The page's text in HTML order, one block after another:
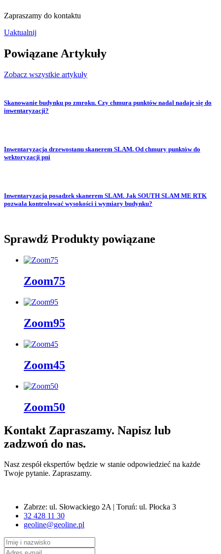
Zapraszamy do kontaktu
Uaktualnij
Powiązane Artykuły
Zobacz wszystkie artykuły
Skanowanie budynku po zmroku. Czy chmura punktów nadal nadaje się do
inwentaryzacji?
Inwentaryzacja drzewostanu skanerem SLAM. Od chmury punktów do
wektoryzacji pni
Inwentaryzacja posadzek skanerem SLAM. Jak SOUTH SLAM ME RTK
pozwala kontrolować wysokości i wymiary budynku?
Sprawdź Produkty powiązane
Zoom75
Zoom95
Zoom45
Zoom50
Kontakt Zapraszamy. Napisz lub
zadzwoń do nas.
Nasz zespół ekspertów będzie w stanie odpowiedzieć na każde
Twoje pytanie. Zapraszamy.
Zabrze: ul. Słowackiego 2A | Toruń: ul. Płocka 3
32 428 11 30
geoline@geoline.pl